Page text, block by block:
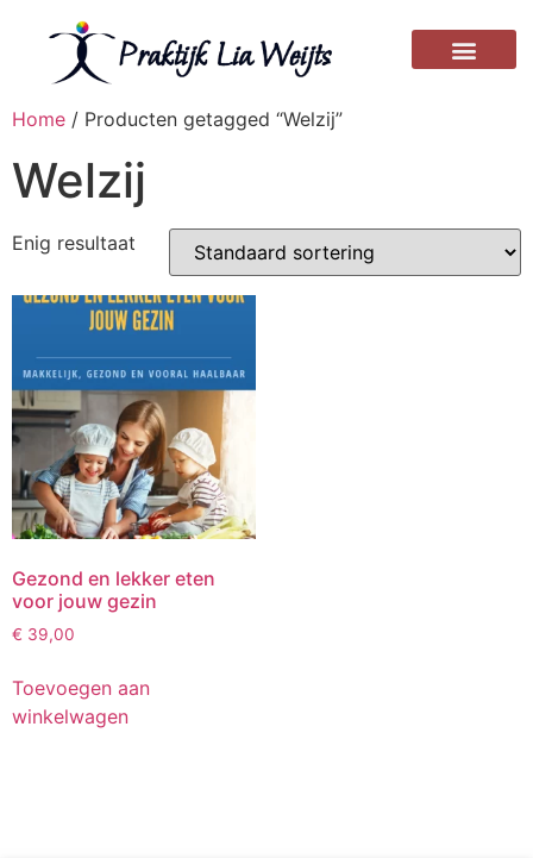
Home / Producten getagged “Welzij”
Welzij
Enig resultaat
Gezond en lekker eten
voor jouw gezin
€ 39,00
Toevoegen aan
winkelwagen